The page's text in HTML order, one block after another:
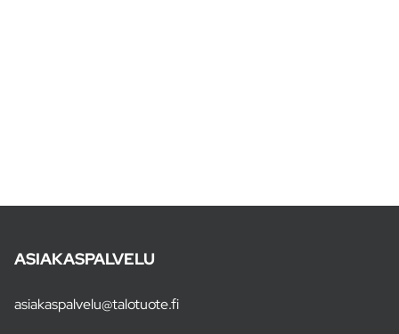
ASIAKASPALVELU
asiakaspalvelu@talotuote.fi